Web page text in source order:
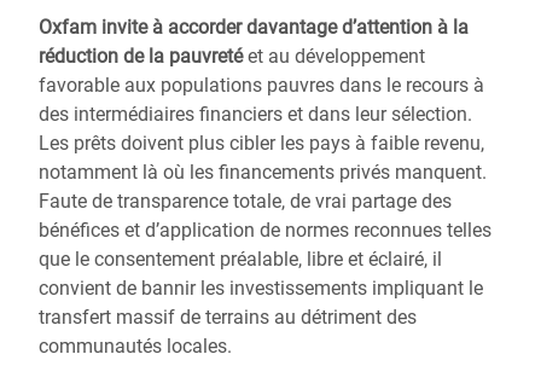
Oxfam invite à accorder davantage d’attention à la
réduction de la pauvretéet au développement
favorable aux populations pauvres dans le recours à
des intermédiaires financiers et dans leur sélection.
Les prêts doivent plus cibler les pays à faible revenu,
notamment là où les financements privés manquent.
Faute de transparence totale, de vrai partage des
bénéfices et d’application de normes reconnues telles
que le consentement préalable, libre et éclairé, il
convient de bannir les investissements impliquant le
transfert massif de terrains au détriment des
communautés locales.